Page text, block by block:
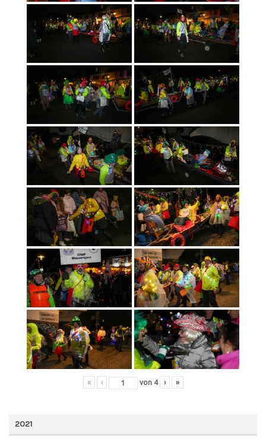
« ‹ von 4 › »
2021